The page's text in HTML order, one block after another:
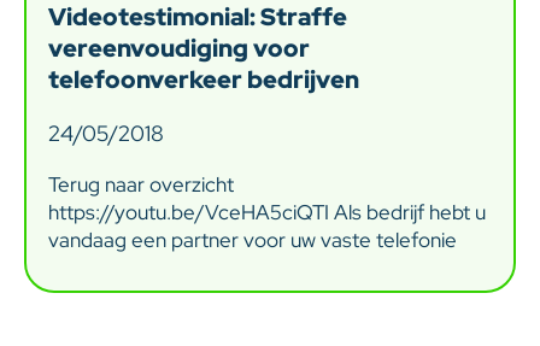
Videotestimonial: Straffe
vereenvoudiging voor
telefoonverkeer bedrijven
24/05/2018
Terug naar overzicht
https://youtu.be/VceHA5ciQTI Als bedrijf hebt u
vandaag een partner voor uw vaste telefonie